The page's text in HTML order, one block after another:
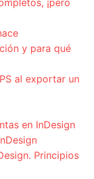
¡pero
y para qué
al exportar un
en InDesign
Principios